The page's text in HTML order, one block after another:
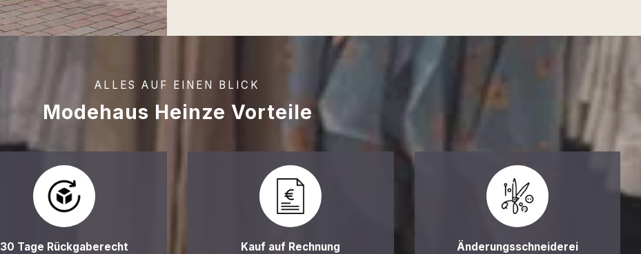
ALLES AUF EINEN BLICK
Modehaus Heinze Vorteile
30 Tage Rückgaberecht
Kauf auf Rechnung
Änderungsschneiderei